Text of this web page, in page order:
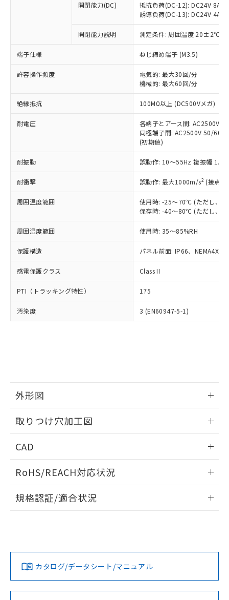
開閉能力(DC)
抵抗負荷(DC-12): DC24V 8A/
誘導負荷(DC-13): DC24V 4A/
開閉能力説明 測定条件: 周囲温度 20±2℃、
端子仕様 ねじ締め端子 (M3.5)
許容操作頻度
電気的: 最大30回/分
機械的: 最大60回/分
絶縁抵抗 100MΩ以上 (DC500Vメガ)
耐電圧
各端子とアース間: AC2500V
同極端子間: AC2500V 50/
(初期値)
耐振動 誤動作: 10～55Hz 複振幅
耐衝撃 誤動作: 最大1000m/s2 (接点
周囲温度範囲
使用時: -25～70℃ (ただし、氷
保存時: -40～80℃ (ただし、氷
周囲湿度範囲 使用時: 35～85%RH
保護構造 パネル前面: IP66、NEMA4X,
感電保護クラス Class II
PTI（トラッキング特性） 175
汚染度 3 (EN60947-5-1)
外形図
取りつけ穴加工図
CAD
ドすることができます。
ログイン/会員登録
ダウンロードデータをご利用いただく前に、以下を必ずお読
みください。
ソフトウェアの使用条件
RoHS/REACH対応状況
EU RoHS 注意事項・凡例
対応済み
規格認証/適合状況
LR型式承認
（イギリス
DNV型式承認
（ノルウェー
BV型式承認
（フランス
KR型式
（韓国
カタログ/データシート/マニュアル
以下の条件をお読みいただき、同意のうえ
ご利用ください。
本サービスは、当社制御機器事業取扱
商品の当社在庫状況および標準価格
(税抜)を提供させていただくもので
当社制御機器事業取扱商品の中には、
本サービスの対象外となる商品もある
ことをご了承ください。
在庫状況および標準価格照会結果は、
記載している更新日時点での社内デー
タに基づき作成されるものであり、閲
覧された時点での実際の在庫および標
準価格とは異なる場合があることをご
正式な納期状況および標準価格はお客
様のお取引先、またはお客様担当のオ
ムロン制御機器販売店・当社販売員に
オムロン制御機器販売店や当社販売拠
販売ネットワーク
」をご確認
在庫状況および標準価格結果を当社の
事前の承諾なく第三者に漏洩または開
示しないようお願いします。
マイパーツ機能（部品リスト作成サー
ビス）をご利用いただくには、I-Web
品・サービスに関するお客様との取
の共同利用に関して"
用者の範囲」に記載されている法人を
対応予定なし：EU RoHS指令（10物質）の
非含有に非対応の商品で、対応品を出す予
調査・確認中：EU RoHS指令（10物質）の
非含有の対応状況を調査中または確認中の
商品です。
非該当品：ライセンス料など無形物で、有
害物質有無と関係のない商品です。
仕入先様の事情により、非含有部品として
いたものが、含有品と判明した場合などや
むを得ず変更することがあります。
鉛(Pb) 1000ppm以下、 水銀(Hg) 1000ppm以下、 カド
六価クロム(Cr(Ⅵ)) 1000ppm以下、ポリ臭化ビフェニル
類(PBB) 1000ppm以下、ポリ臭化ジフェニルエーテル類
ルベンジル（BBP） 1000ppm以下、フタル酸ジブチル
（DBP） 1000ppm以下、フタル酸ジイソブチル
但し、RoHS指令で産業用監視および制御機器に対する
適用除外項目は除く。
フタル酸エステル類の４物質については閾値を超える意
図的な使用がないことを確認しています。
部品在庫の切り替え状況などにより、予定
月が前後することがあります。
EU RoHS指令（10物質）の非含有証明書
51物質の非含有証明書（当社基準）
※本証明書は発行日時点で非含有を証明す
物質の対応では、対応完了までの期間は出
荷製品に未対応品が混在することから備考
欄に対応日を記載しておりました。
既に当社にて対応品への在庫切替を完了
「○」：最大均質材料含有率が中国RoHSの
基準値以下であることを示します。
「×」：最大均質材料含有率が中国RoHSの
基準値を超えていることを示します。
「－」：未確認です。当社販売部門へお問
*中国RoHS10物質の基準値 (GB/T26572)：
Pb(鉛) :1000ppm、 Hg(水銀) : 1000ppm、 Cd(カドミウ
Cr(Ⅵ)(六価クロム) : 1000ppm、 PBBs(ポリ臭化ビフェ
ニル類) : 1000ppm、 PBDEs(ポリ臭化ジフェニルエーテ
ル類) : 1000ppm、
DBP(フタル酸ジブチル) : 1000ppm、 DIBP(フタル酸ジ
イソブチル) : 1000ppm、 BBP(フタル酸ブチルベンジ
DEHP(フタル酸ビス(2-エチルヘキシル)) : 1000ppm
「ｅ」：有害物質（10物質）のすべてが基
準値以下であることを示します。
「10」：通常の使用状況下において有害物
質が外部に漏えいし、環境に深刻な影響を
及ぼさない年数を意味します。
当社は、これら貴社製品のうち、外国
為替および外国貿易法に定める商品
（以下｢規制貨物等」という）を輸出
または国外への提供する場合は、日本
国政府の輸出許可(または役務取引許
可)を取得するなどの必要な手続きを
当社は規制貨物を破棄する場合は、完
全に破砕するなど、違法に輸出されな
いよう必要な手段を講じます。
当社は貴社製品を、核兵器、ミサイ
ル、化学兵器、生物兵器またはその他
武器並びにこれらの製造装置等に一切
当社は、貴社製品を第三者に販売する
場合は、上記1、2および3の内容を当
該第三者に通知します。また当社は、
販売先および販売に係わる関係者が違
法に輸出するおそれがある場合は、取
り引きをいたしません。
一定数以上の在庫あり
一定数には満たないが在庫あり
在庫なし(最新の在庫状況につ
いては、お客様のお取引先、ま
たはお客様担当のオムロン制御
機器販売店・当社販売員にご確
受注生産機種、また在庫状況の
情報を公開していない機種